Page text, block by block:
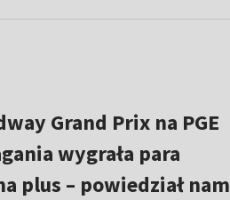
Grand Prix na PGE
wygrała para
plus – powiedział nam